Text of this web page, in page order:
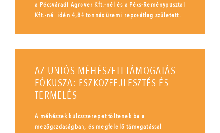
a Pécsváradi Agrover Kft.-nél és a Pécs-Reménypusztai
Kft.-nél idén 4,84 tonnás üzemi repceátlag született.
AZ UNIÓS MÉHÉSZETI TÁMOGATÁS
FÓKUSZA: ESZKÖZFEJLESZTÉS ÉS
TERMELÉS
A méhészek kulcsszerepet töltenek be a
mezőgazdaságban, és megfelelő támogatással